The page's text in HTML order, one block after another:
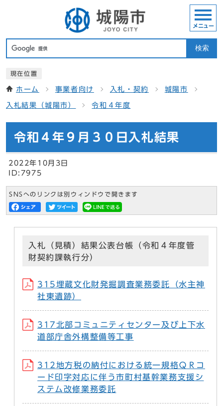
検索
メニュー
現在位置
ホーム 事業者向け 入札・契約 城陽市
入札結果（城陽市） 令和４年度
令和４年９月３０日入札結果
2022年10月3日
ID:7975
SNSへのリンクは別ウィンドウで開きます
入札（見積）結果公表台帳（令和４年度管
財契約課執行分）
315埋蔵文化財発掘調査業務委託（水主神
社東遺跡）
317北部コミュニティセンター及び上下水
道部庁舎外構整備等工事
312地方税の納付における統一規格ＱＲコ
ード印字対応に伴う市町村基幹業務支援シ
ステム改修業務委託